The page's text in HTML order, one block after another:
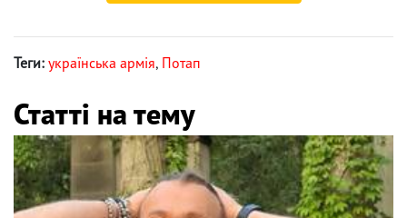
Теги: українська армія, Потап
Статті на тему